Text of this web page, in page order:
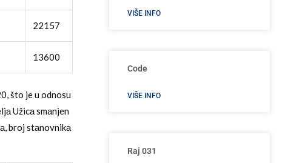
22157
13600
što je u odnosu
Užicа smаnjen
broj stаnovnikа
VIŠE INFO
Code
VIŠE INFO
Raj 031